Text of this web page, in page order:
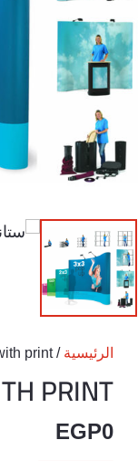
الرئيسية /
print
PRINT
EGP0